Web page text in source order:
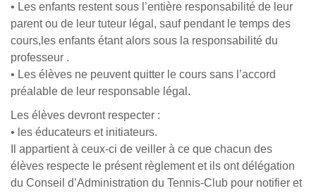
• Les enfants restent sous l’entière responsabilité de leur
parent ou de leur tuteur légal, sauf pendant le temps des
cours,les enfants étant alors sous la responsabilité du
professeur .
• Les élèves ne peuvent quitter le cours sans l’accord
préalable de leur responsable légal.
Les élèves devront respecter :
• les éducateurs et initiateurs.
Il appartient à ceux-ci de veiller à ce que chacun des
élèves respecte le présent règlement et ils ont délégation
du Conseil d’Administration du Tennis-Club pour notifier et